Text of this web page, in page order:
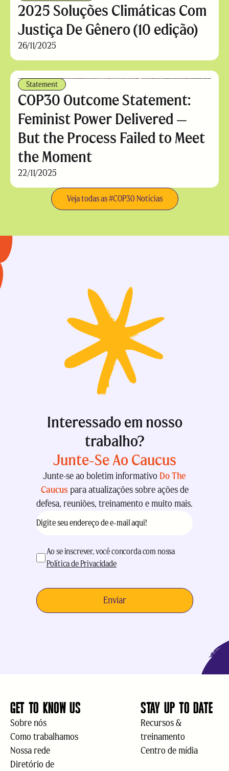
2025 Soluções Climáticas Com
Justiça De Gênero (10 edição)
26/11/2025
Statement
COP30 Outcome Statement:
Feminist Power Delivered —
But the Process Failed to Meet
the Moment
22/11/2025
Veja todas as #COP30 Notícias
Interessado em nosso
trabalho?
Junte-Se Ao Caucus
Junte-se ao boletim informativo Do The
Caucus para atualizações sobre ações de
defesa, reuniões, treinamento e muito mais.
mail(obrigatório)
aceitação(obrigatório)
Ao se inscrever, você concorda com nossa
Política de Privacidade
GET TO KNOW US
Sobre nós
Como trabalhamos
Nossa rede
Diretório de
STAY UP TO DATE
Recursos &
treinamento
Centro de mídia